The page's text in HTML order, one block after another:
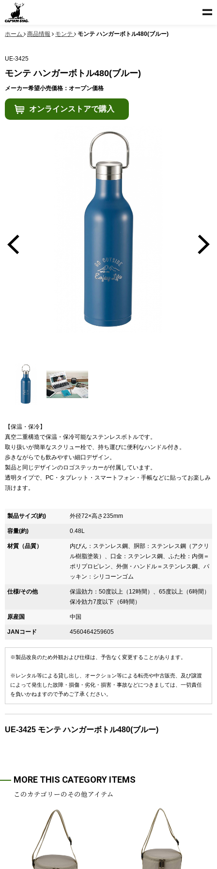
ホーム 商品情報 モンテ モンテ ハンガーボトル480(ブルー)
UE-3425
モンテ ハンガーボトル480(ブルー)
メーカー希望小売価格：オープン価格
オンラインストアで購入
【保温・保冷】
真空二重構造で保温・保冷可能なステンレスボトルです。
取り扱いが簡単なスクリュー栓で、持ち運びに便利なハンドル付き。
歩きながらでも飲みやすい細口デザイン。
製品と同じデザインのロゴステッカーが付属しています。
透明タイプで、PC・タブレット・スマートフォン・手帳などに貼ってお楽しみ
頂けます。
製品サイズ(約) 外径72×高さ235mm
容量(約) 0.48L
材質（品質）
内びん：ステンレス鋼、胴部：ステンレス鋼（アクリ
ル樹脂塗装）、口金：ステンレス鋼、ふた栓：内側＝
ポリプロピレン、外側・ハンドル＝ステンレス鋼、パ
ッキン：シリコーンゴム
仕様/その他
保温効力：50度以上（12時間）、65度以上（6時間）
保冷効力7度以下（6時間）
原産国 中国
JANコード 4560464259605
※製品改良のため外観および仕様は、予告なく変更することがあります。
※レンタル等による貸し出し、オークション等による転売や中古販売、及び譲渡
によって発生した故障・損傷・劣化・損害・事故などにつきましては、一切責任
を負いかねますので予めご了承ください。
UE-3425 モンテ ハンガーボトル480(ブルー)
MORE THIS CATEGORY ITEMS
このカテゴリーのその他アイテム